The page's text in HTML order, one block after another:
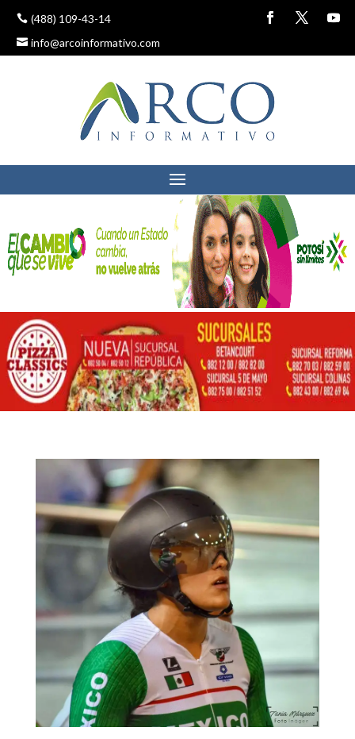
(488) 109-43-14
info@arcoinformativo.com